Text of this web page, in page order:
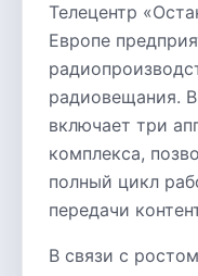
Телецентр
Европе
радиовещания.
включает три
комплекса,
полный цикл
передачи
В связи с